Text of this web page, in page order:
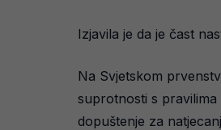
Izjavila je da je čast
Na Svjetskom
suprotnosti s
dopuštenje za